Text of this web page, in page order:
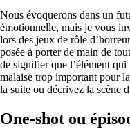
Nous évoquerons dans un
émotionnelle, mais je vous
lors des jeux de rôle
posée à porter de main de
de signifier que l’élément qui
malaise trop important pour
la suite ou décrivez la scène
One-shot ou